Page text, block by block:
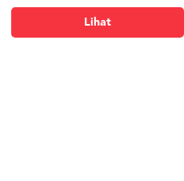
Lihat